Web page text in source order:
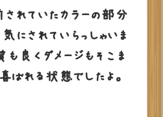
れていたカラーの部分
にされていらっしゃいま
も良くダメージもそこま
ばれる状態でしたよ。